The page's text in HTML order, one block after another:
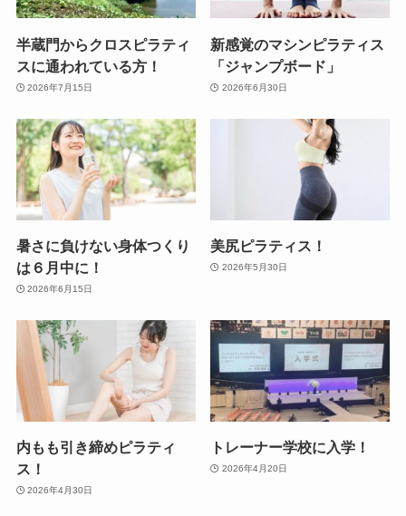
半蔵門からクロスピラティ
スに通われている方！
2026年7月15日
新感覚のマシンピラティス
「ジャンプボード」
2026年6月30日
暑さに負けない身体つくり
は６月中に！
2026年6月15日
美尻ピラティス！
2026年5月30日
内もも引き締めピラティ
ス！
2026年4月30日
トレーナー学校に入学！
2026年4月20日